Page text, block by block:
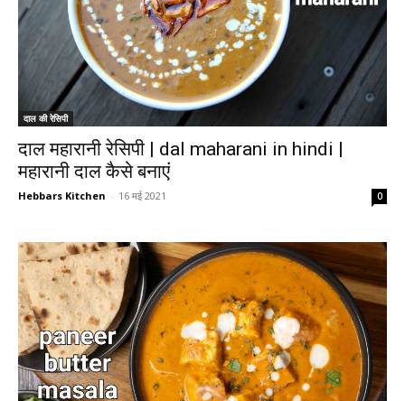
दाल की रेसिपी
दाल महारानी रेसिपी | dal maharani in hindi |
महारानी दाल कैसे बनाएं
Hebbars Kitchen - 16 मई 2021 0